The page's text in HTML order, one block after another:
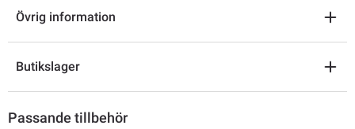
Övrig information
Butikslager
Passande tillbehör